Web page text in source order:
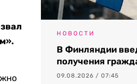
НОВОСТИ
В Финляндии
получения
09.08.2026 / 07:45